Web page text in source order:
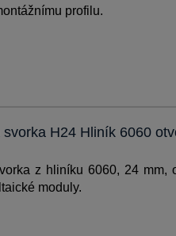
profilu.
svorka H24 Hliník 6060
z hliníku 6060, 24 mm,
moduly.